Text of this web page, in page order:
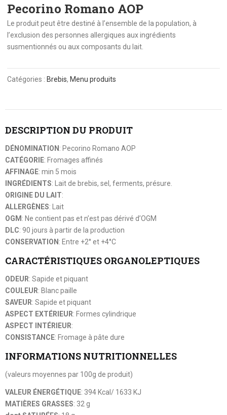
Pecorino Romano AOP
Le produit peut être destiné à l’ensemble de la population, à
l’exclusion des personnes allergiques aux ingrédients
susmentionnés ou aux composants du lait.
Catégories : Brebis, Menu produits
DESCRIPTION DU PRODUIT
DÉNOMINATION : Pecorino Romano AOP
CATÉGORIE: Fromages affinés
AFFINAGE: min 5 mois
INGRÉDIENTS: Lait de brebis, sel, ferments, présure.
ORIGINE DU LAIT:
ALLERGÈNES: Lait
OGM : Ne contient pas et n’est pas dérivé d’OGM
DLC: 90 jours à partir de la production
CONSERVATION : Entre +2° et +4°C
CARACTÉRISTIQUES ORGANOLEPTIQUES
ODEUR: Sapide et piquant
COULEUR: Blanc paille
SAVEUR: Sapide et piquant
ASPECT EXTÉRIEUR: Formes cylindrique
ASPECT INTÉRIEUR:
CONSISTANCE: Fromage à pâte dure
INFORMATIONS NUTRITIONNELLES
(valeurs moyennes par 100g de produit)
VALEUR ÉNERGÉTIQUE: 394 Kcal/ 1633 KJ
MATIÈRES GRASSES: 32 g